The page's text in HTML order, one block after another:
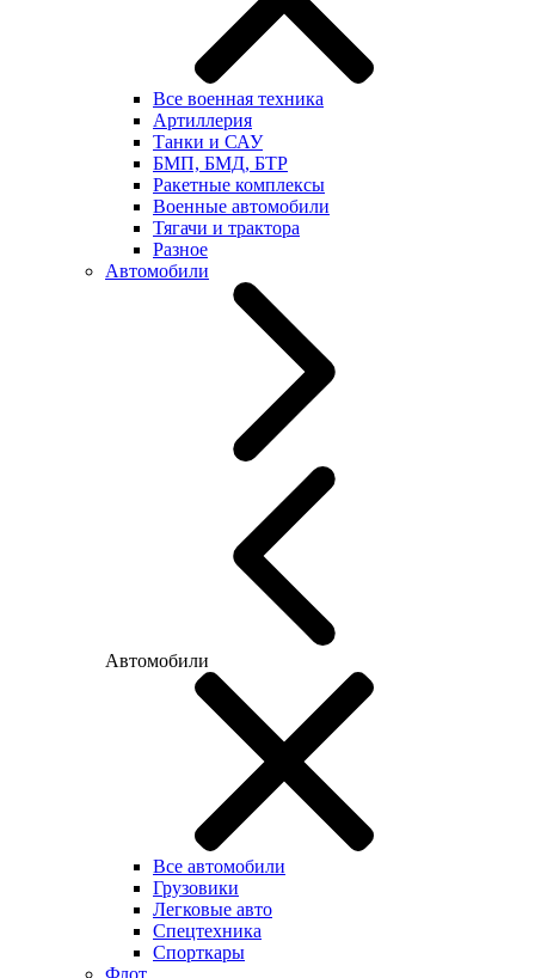
Все военная техника
Артиллерия
Танки и САУ
БМП, БМД, БТР
Ракетные комплексы
Военные автомобили
Тягачи и трактора
Разное
Автомобили
Автомобили
Все автомобили
Грузовики
Легковые авто
Спецтехника
Спорткары
Флот